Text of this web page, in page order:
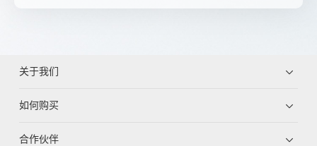
关于我们
如何购买
合作伙伴